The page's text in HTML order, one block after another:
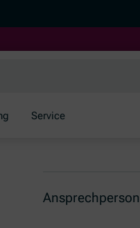
Service
Ansprechperson